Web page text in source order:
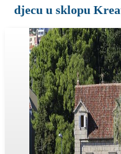
djecu u sklopu